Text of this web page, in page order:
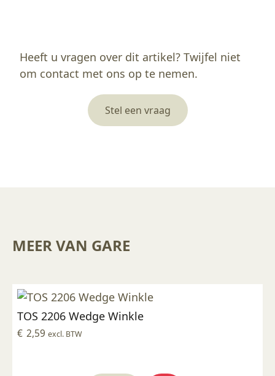
Heeft u vragen over dit artikel? Twijfel niet
om contact met ons op te nemen.
Stel een vraag
MEER VAN GARE
TOS 2206 Wedge Winkle
€ 2,59 excl. BTW